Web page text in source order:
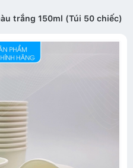
trắng 150ml (Túi 50 chiếc)